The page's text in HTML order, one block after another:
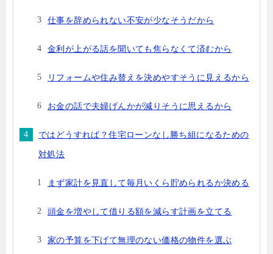
仕事を辞められない不安が少なそうだから
金利が上がる話を聞いても焦らなくて済むから
リフォームや住み替えを決めやすそうに見えるから
お金の話で夫婦げんかが減りそうに思えるから
ではどうすれば？住宅ローンなし勝ち組になるための
対処法
まず家計を見直して毎月いくら貯められるか決める
頭金を増やして借りる額を減らす計画を立てる
家の予算を下げて無理のない価格の物件を選ぶ